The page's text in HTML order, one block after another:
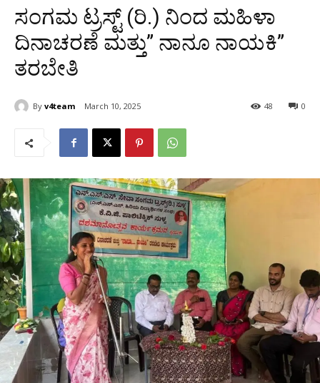
ಸಂಗಮ ಟ್ರಸ್ಟ್ (ರಿ.) ನಿಂದ ಮಹಿಳಾ
ದಿನಾಚರಣೆ ಮತ್ತು” ನಾನೂ ನಾಯಕಿ”
ತರಬೇತಿ
By v4team March 10, 2025 0
48